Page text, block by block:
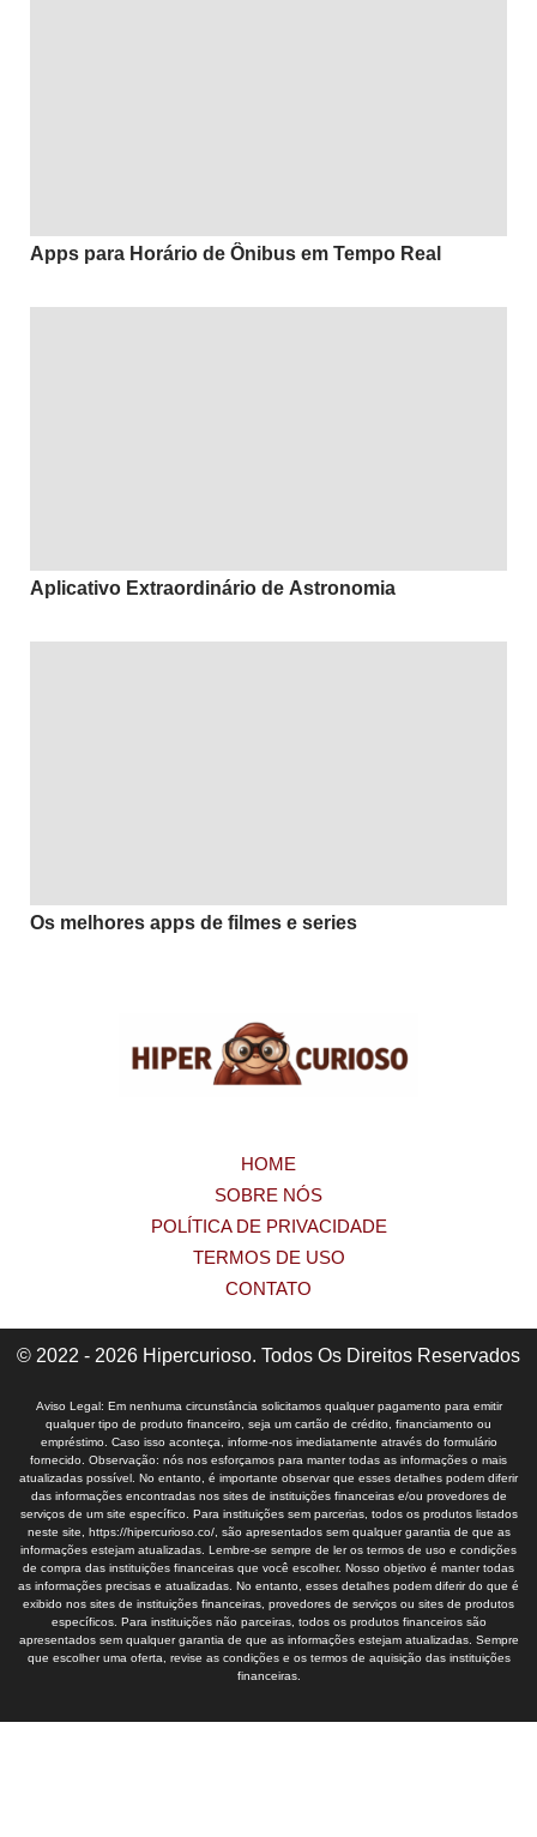
Apps para Horário de Ônibus em Tempo Real
Aplicativo Extraordinário de Astronomia
Os melhores apps de filmes e series
HOME
SOBRE NÓS
POLÍTICA DE PRIVACIDADE
TERMOS DE USO
CONTATO
© 2022 - 2026 Hipercurioso. Todos Os Direitos Reservados
Aviso Legal: Em nenhuma circunstância solicitamos qualquer pagamento para emitir
qualquer tipo de produto financeiro, seja um cartão de crédito, financiamento ou
empréstimo. Caso isso aconteça, informe-nos imediatamente através do formulário
fornecido. Observação: nós nos esforçamos para manter todas as informações o mais
atualizadas possível. No entanto, é importante observar que esses detalhes podem diferir
das informações encontradas nos sites de instituições financeiras e/ou provedores de
serviços de um site específico. Para instituições sem parcerias, todos os produtos listados
neste site, https://hipercurioso.co/, são apresentados sem qualquer garantia de que as
informações estejam atualizadas. Lembre-se sempre de ler os termos de uso e condições
de compra das instituições financeiras que você escolher. Nosso objetivo é manter todas
as informações precisas e atualizadas. No entanto, esses detalhes podem diferir do que é
exibido nos sites de instituições financeiras, provedores de serviços ou sites de produtos
específicos. Para instituições não parceiras, todos os produtos financeiros são
apresentados sem qualquer garantia de que as informações estejam atualizadas. Sempre
que escolher uma oferta, revise as condições e os termos de aquisição das instituições
financeiras.